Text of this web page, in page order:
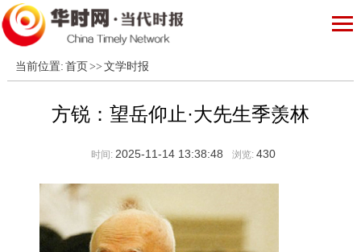
当前位置: 首页 >> 文学时报
方锐：望岳仰止·大先生季羡林
时间: 2025-11-14 13:38:48 浏览: 430